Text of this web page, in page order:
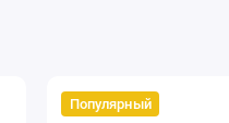
Популярный